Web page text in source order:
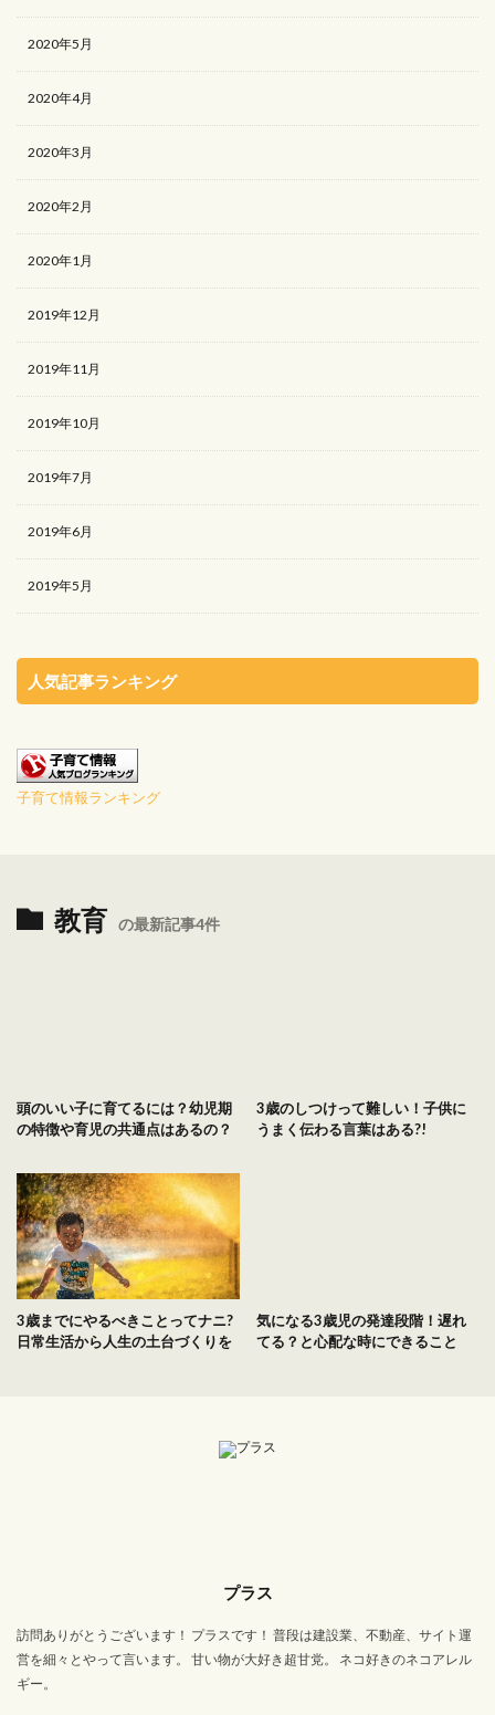
2020年5月
2020年4月
2020年3月
2020年2月
2020年1月
2019年12月
2019年11月
2019年10月
2019年7月
2019年6月
2019年5月
人気記事ランキング
子育て情報ランキング
教育 の最新記事4件
頭のいい子に育てるには？幼児期
の特徴や育児の共通点はあるの？
3歳のしつけって難しい！子供に
うまく伝わる言葉はある?!
3歳までにやるべきことってナニ?
日常生活から人生の土台づくりを
気になる3歳児の発達段階！遅れ
てる？と心配な時にできること
プラス
訪問ありがとうございます！ プラスです！ 普段は建設業、不動産、サイト運
営を細々とやって言います。 甘い物が大好き超甘党。 ネコ好きのネコアレル
ギー。